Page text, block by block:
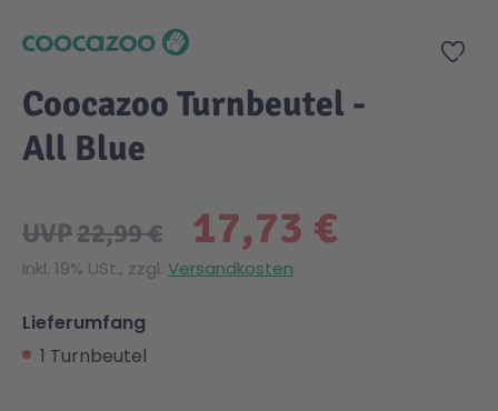
Zur
Coocazoo Turnbeutel -
All Blue
17,73 €
UVP22,99 €
Inkl. 19% USt., zzgl. Versandkosten
Lieferumfang
1 Turnbeutel